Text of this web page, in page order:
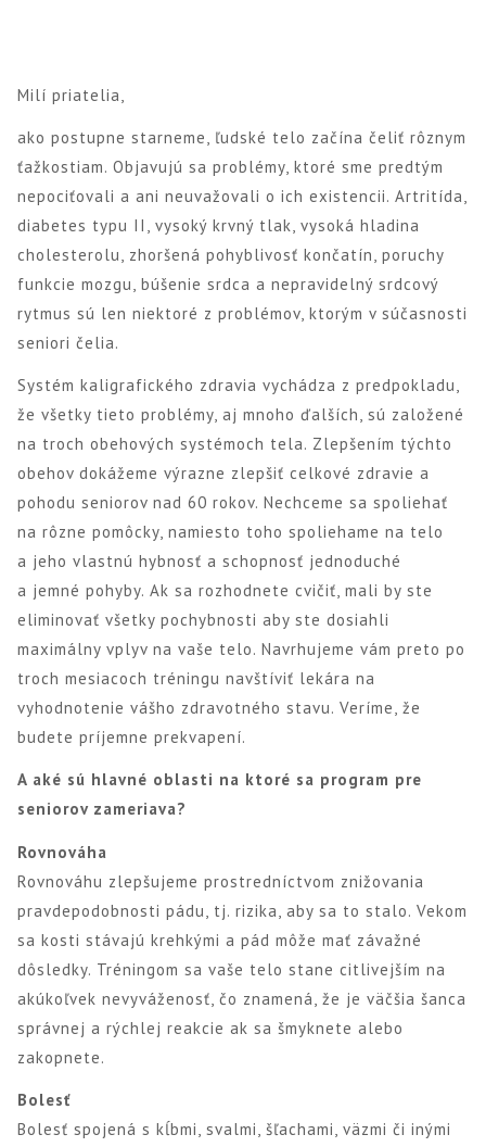
Milí priatelia,
ako postupne starneme, ľudské telo začína čeliť rôznym
ťažkostiam. Objavujú sa problémy, ktoré sme predtým
nepociťovali a ani neuvažovali o ich existencii. Artritída,
diabetes typu II, vysoký krvný tlak, vysoká hladina
cholesterolu, zhoršená pohyblivosť končatín, poruchy
funkcie mozgu, búšenie srdca a nepravidelný srdcový
rytmus sú len niektoré z problémov, ktorým v súčasnosti
seniori čelia.
Systém kaligrafického zdravia vychádza z predpokladu,
že všetky tieto problémy, aj mnoho ďalších, sú založené
na troch obehových systémoch tela. Zlepšením týchto
obehov dokážeme výrazne zlepšiť celkové zdravie a
pohodu seniorov nad 60 rokov. Nechceme sa spoliehať
na rôzne pomôcky, namiesto toho spoliehame na telo
a jeho vlastnú hybnosť a schopnosť jednoduché
a jemné pohyby. Ak sa rozhodnete cvičiť, mali by ste
eliminovať všetky pochybnosti aby ste dosiahli
maximálny vplyv na vaše telo. Navrhujeme vám preto po
troch mesiacoch tréningu navštíviť lekára na
vyhodnotenie vášho zdravotného stavu. Veríme, že
budete príjemne prekvapení.
A aké sú hlavné oblasti na ktoré sa program pre
seniorov zameriava?
Rovnováha
Rovnováhu zlepšujeme prostredníctvom znižovania
pravdepodobnosti pádu, tj. rizika, aby sa to stalo. Vekom
sa kosti stávajú krehkými a pád môže mať závažné
dôsledky. Tréningom sa vaše telo stane citlivejším na
akúkoľvek nevyváženosť, čo znamená, že je väčšia šanca
správnej a rýchlej reakcie ak sa šmyknete alebo
zakopnete.
Bolesť
Bolesť spojená s kĺbmi, svalmi, šľachami, väzmi či inými